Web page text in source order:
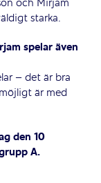
och Mirjam
starka.
spelar även
– det är bra
är med
den 10
A.